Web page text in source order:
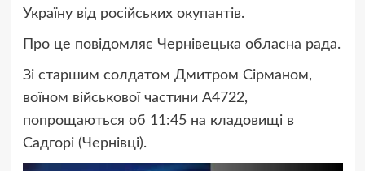
Україну від російських окупантів.
Про це повідомляє Чернівецька обласна рада.
Зі старшим солдатом Дмитром Сірманом,
воїном військової частини А4722,
попрощаються об 11:45 на кладовищі в
Садгорі (Чернівці).